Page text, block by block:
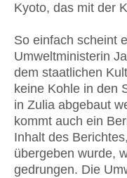
Kyoto, das mit der
So einfach scheint
Umweltministerin
dem staatlichen
keine Kohle in den
in Zulia abgebaut
kommt auch ein
Inhalt des
übergeben wurde,
gedrungen. Die